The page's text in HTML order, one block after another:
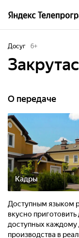
Досуг 6+
О передаче
Кадры
Доступным языком
вкусно
доступных
производства в